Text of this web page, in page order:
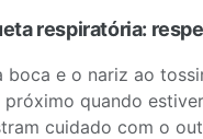
respiratória:
boca e o nariz ao
quando
cuidado com o